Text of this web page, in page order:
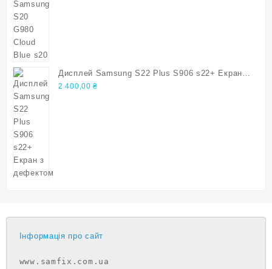
Дисплей Samsung S22 Plus S906 s22+ Екран з
дефектом
2 400,00₴
Інформація про сайт
www.samfix.com.ua